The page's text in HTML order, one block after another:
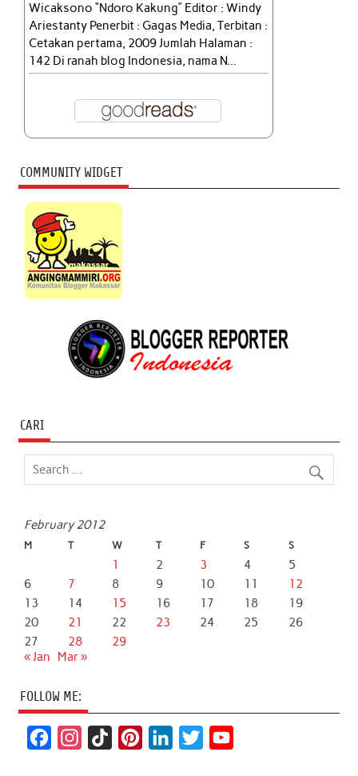
Wicaksono “Ndoro Kakung” Editor : Windy
Ariestanty Penerbit : Gagas Media, Terbitan :
Cetakan pertama, 2009 Jumlah Halaman :
142 Di ranah blog Indonesia, nama N...
COMMUNITY WIDGET
CARI
February 2012
M T W T F S S
1 2 3 4
5
6
7 8 9 10 11
12
13
14 15 16 17 18
19
20
21 22 23 24 25
26
27
28
29
« Jan
Mar »
FOLLOW ME: